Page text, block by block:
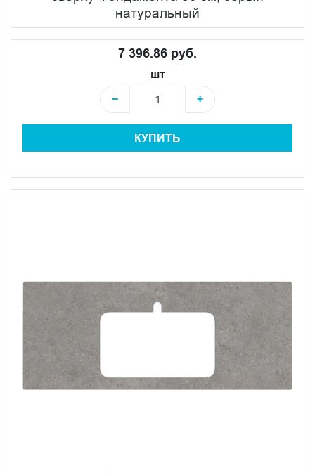
натуральный
7 396.86 руб.
шт
−
+
КУПИТЬ